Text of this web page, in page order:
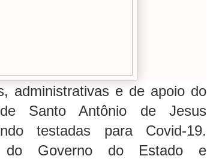
administrativas e de apoio do
Santo Antônio de Jesus
testadas para Covid-19.
do Governo do Estado e